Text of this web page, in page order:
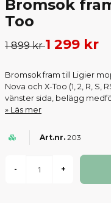
Bromsok
Too
1 899 kr1 299 kr
Bromsok fram till Ligier
Nova och X-Too (1, 2, R, S,
vänster sida, belägg
Läs mer
203
- +